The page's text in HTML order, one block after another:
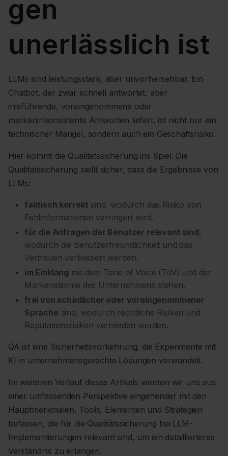
gen
unerlässlich ist
LLMs sind leistungsstark, aber unvorhersehbar. Ein
Chatbot, der zwar schnell antwortet, aber
irreführende, voreingenommene oder
markeninkonsistente Antworten liefert, ist nicht nur ein
technischer Mangel, sondern auch ein Geschäftsrisiko.
Hier kommt die Qualitätssicherung ins Spiel. Die
Qualitätssicherung stellt sicher, dass die Ergebnisse von
LLMs:
faktisch korrekt sind, wodurch das Risiko von
Fehlinformationen verringert wird.
für die Anfragen der Benutzer relevant sind,
wodurch die Benutzerfreundlichkeit und das
Vertrauen verbessert werden.
im Einklang mit dem Tone of Voice (ToV) und der
Markenstimme des Unternehmens stehen.
frei von schädlicher oder voreingenommener
Sprache sind, wodurch rechtliche Risiken und
Reputationsrisiken vermieden werden.
QA ist eine Sicherheitsvorkehrung, die Experimente mit
KI in unternehmensgerechte Lösungen verwandelt.
Im weiteren Verlauf dieses Artikels werden wir uns aus
einer umfassenden Perspektive eingehender mit den
Hauptmerkmalen, Tools, Elementen und Strategien
befassen, die für die Qualitätssicherung bei LLM-
Implementierungen relevant sind, um ein detaillierteres
Verständnis zu erlangen.